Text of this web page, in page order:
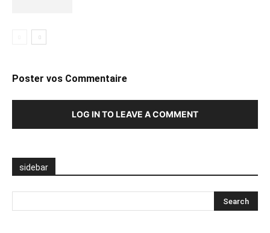
Poster vos Commentaire
LOG IN TO LEAVE A COMMENT
sidebar